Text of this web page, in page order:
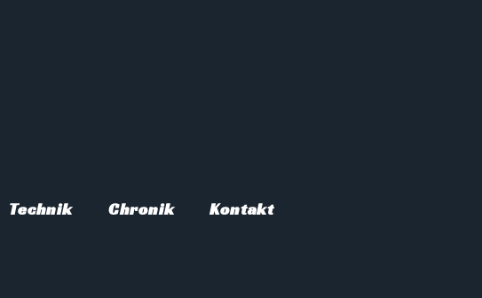
Technik Chronik Kontakt